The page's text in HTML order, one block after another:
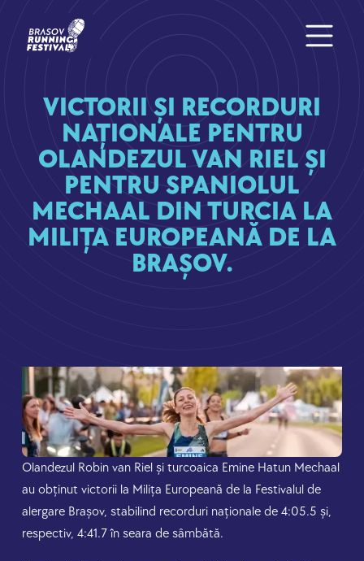
VICTORII ȘI RECORDURI
NAȚIONALE PENTRU
OLANDEZUL VAN RIEL ȘI
PENTRU SPANIOLUL
MECHAAL DIN TURCIA LA
MILIȚA EUROPEANĂ DE LA
BRAȘOV.
Olandezul Robin van Riel și turcoaica Emine Hatun Mechaal
au obținut victorii la Milița Europeană de la Festivalul de
alergare Brașov, stabilind recorduri naționale de 4:05.5 și,
respectiv, 4:41.7 în seara de sâmbătă.